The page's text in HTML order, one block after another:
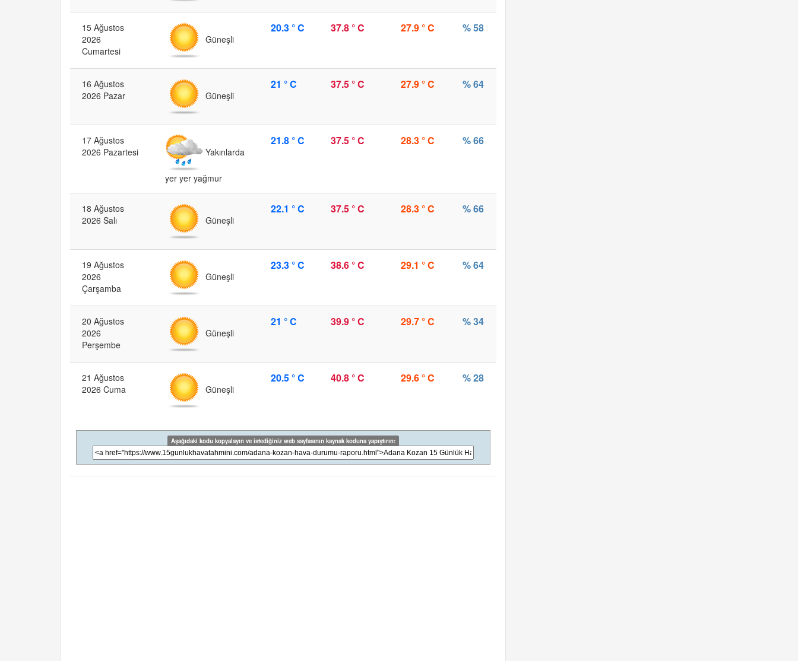
15 Ağustos
2026
Cumartesi
Güneşli
20.3 ° C 37.8 ° C 27.9 ° C % 58
16 Ağustos
2026 Pazar
Güneşli
21 ° C 37.5 ° C 27.9 ° C % 64
17 Ağustos
2026 Pazartesi
Yakınlarda
yer yer yağmur
21.8 ° C 37.5 ° C 28.3 ° C % 66
18 Ağustos
2026 Salı
Güneşli
22.1 ° C 37.5 ° C 28.3 ° C % 66
19 Ağustos
2026
Çarşamba
Güneşli
23.3 ° C 38.6 ° C 29.1 ° C % 64
20 Ağustos
2026
Perşembe
Güneşli
21 ° C 39.9 ° C 29.7 ° C % 34
21 Ağustos
2026 Cuma
Güneşli
20.5 ° C 40.8 ° C 29.6 ° C % 28
Aşağıdaki kodu kopyalayın ve istediğiniz web sayfasının kaynak koduna yapıştırın: